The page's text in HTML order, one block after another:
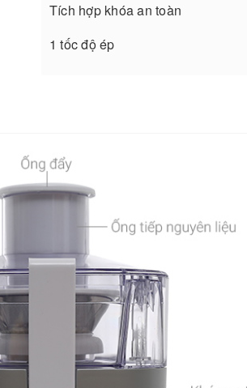
Tích hợp khóa an toàn
1 tốc độ ép